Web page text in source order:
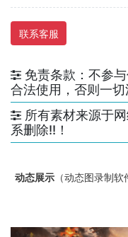
联系客服
免责条款：不参
合法使用，否则一切
所有素材来源于
系删除!!！
动态展示 （动态图录制